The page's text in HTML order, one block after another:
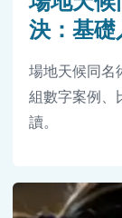
決：基礎
場地天候同名
組數字案例、
讀。